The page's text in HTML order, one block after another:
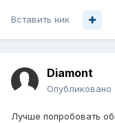
Вставить ник
Diamont
Опубликовано
Лучше попробовать